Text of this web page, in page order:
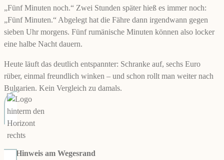
„Fünf Minuten noch.“ Zwei Stunden später hieß es immer noch:
„Fünf Minuten.“ Abgelegt hat die Fähre dann irgendwann gegen
sieben Uhr morgens. Fünf rumänische Minuten können also locker
eine halbe Nacht dauern.
Heute läuft das deutlich entspannter: Schranke auf, sechs Euro
rüber, einmal freundlich winken – und schon rollt man weiter nach
Bulgarien. Kein Vergleich zu damals.
Hinweis am Wegesrand